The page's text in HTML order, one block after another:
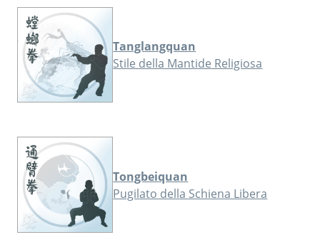
Tanglangquan
Stile della Mantide Religiosa
Tongbeiquan
Pugilato della Schiena Libera